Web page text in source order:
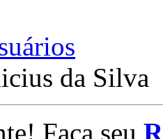
da Silva
Faça seu